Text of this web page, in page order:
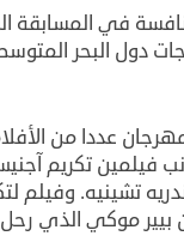
في المسابقة
دول البحر
عددا من
تشينيه. وفيلم
بيير موكي الذي